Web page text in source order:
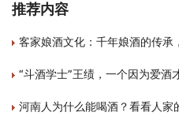
推荐内容
客家娘酒文化：千年娘酒的传承
“斗酒学士”王绩，一个因为爱酒
河南人为什么能喝酒？看看人家